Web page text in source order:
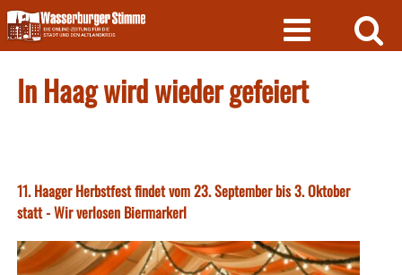
Skip
to
content
In Haag wird wieder gefeiert
11. Haager Herbstfest findet vom 23. September bis 3. Oktober
statt - Wir verlosen Biermarkerl